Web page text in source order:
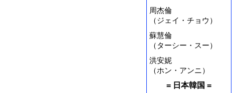
周杰倫
（ジェイ・チョウ）
蘇慧倫
（ターシー・スー）
洪安妮
（ホン・アンニ）
= 日本韓国 =